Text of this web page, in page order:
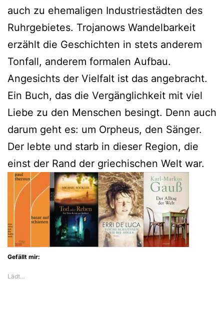
auch zu ehemaligen Industriestädten des
Ruhrgebietes. Trojanows Wandelbarkeit
erzählt die Geschichten in stets anderem
Tonfall, anderem formalen Aufbau.
Angesichts der Vielfalt ist das angebracht.
Ein Buch, das die Vergänglichkeit mit viel
Liebe zu den Menschen besingt. Denn auch
darum geht es: um Orpheus, den Sänger.
Der lebte und starb in dieser Region, die
einst der Rand der griechischen Welt war.
Gefällt mir:
Lädt…